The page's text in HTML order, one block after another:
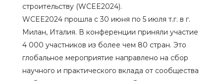
строительству (WCEE2024).
WCEE2024 прошла с 30 июня по 5 июля т.г. в г.
Милан, Италия. В конференции приняли участие
4 000 участников из более чем 80 стран. Это
глобальное мероприятие направлено на сбор
научного и практического вклада от сообщества